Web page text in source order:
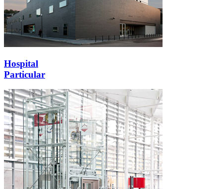
Hospital
Particular